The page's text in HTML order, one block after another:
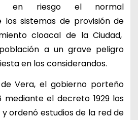
en riesgo el normal
los sistemas de provisión de
cloacal de la Ciudad,
a un grave peligro
en los considerandos.
Vera, el gobierno porteño
mediante el decreto 1929 los
ordenó estudios de la red de